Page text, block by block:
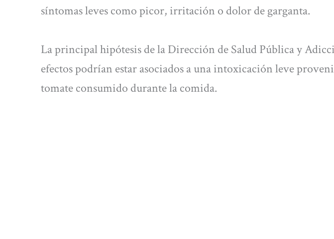
síntomas leves como picor, irritación o dolor de garganta.
La principal hipótesis de la Dirección de Salud Pública y
efectos podrían estar asociados a una intoxicación leve
tomate consumido durante la comida.